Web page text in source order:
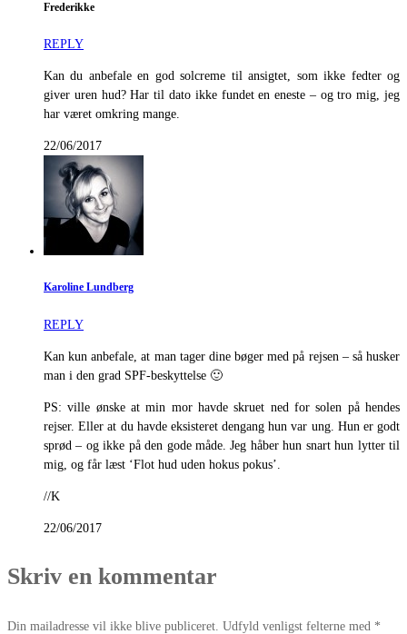
Frederikke
REPLY
Kan du anbefale en god solcreme til ansigtet, som ikke fedter og
giver uren hud? Har til dato ikke fundet en eneste – og tro mig, jeg
har været omkring mange.
22/06/2017
Karoline Lundberg
REPLY
Kan kun anbefale, at man tager dine bøger med på rejsen – så husker
man i den grad SPF-beskyttelse 🙂
PS: ville ønske at min mor havde skruet ned for solen på hendes
rejser. Eller at du havde eksisteret dengang hun var ung. Hun er godt
sprød – og ikke på den gode måde. Jeg håber hun snart hun lytter til
mig, og får læst ‘Flot hud uden hokus pokus’.
//K
22/06/2017
Skriv en kommentar
Din mailadresse vil ikke blive publiceret. Udfyld venligst felterne med *